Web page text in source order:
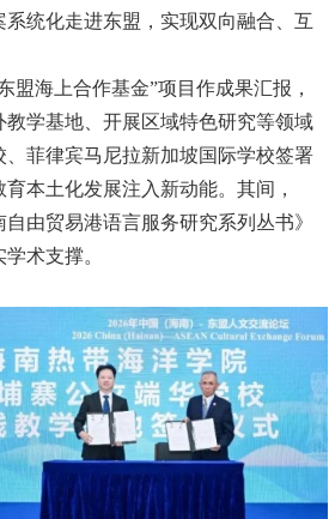
统化走进东盟，实现双向融合、互
海上合作基金”项目作成果汇报，
学基地、开展区域特色研究等领域
菲律宾马尼拉新加坡国际学校签署
本土化发展注入新动能。其间，
由贸易港语言服务研究系列丛书》
术支撑。